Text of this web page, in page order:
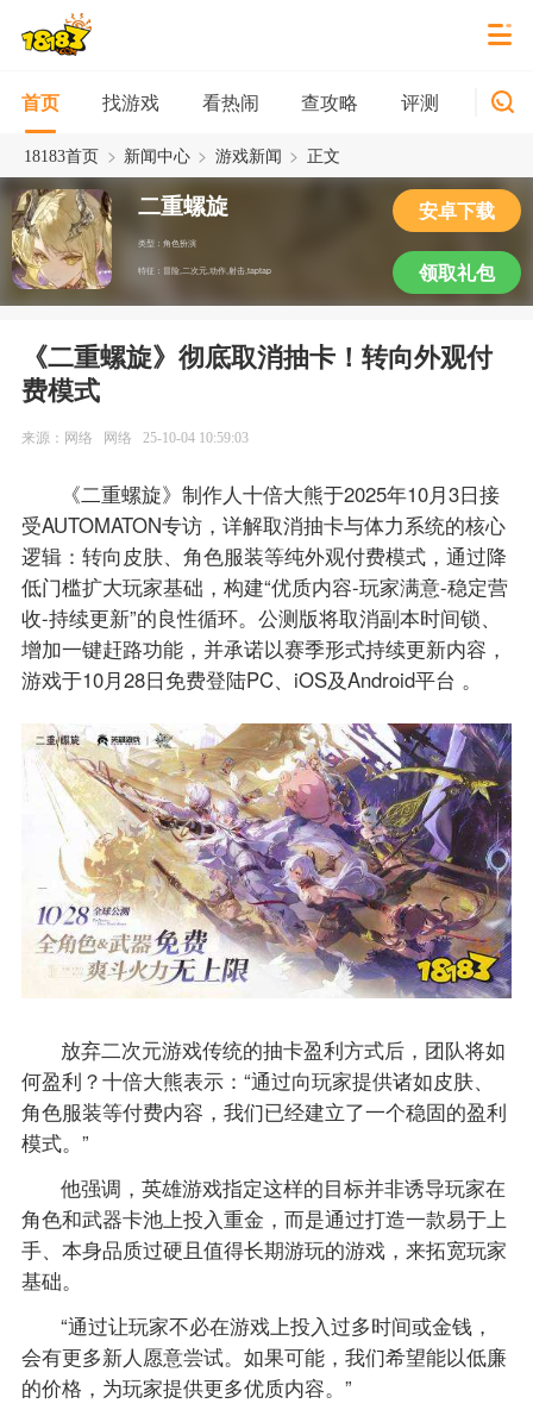
首页 找游戏 看热闹 查攻略 评测 新游
18183首页 > 新闻中心 > 游戏新闻 > 正文
二重螺旋
类型：角色扮演
特征：冒险,二次元,动作,射击,taptap
安卓下载
领取礼包
《二重螺旋》彻底取消抽卡！转向外观付
费模式
来源：网络 网络 25-10-04 10:59:03
《二重螺旋》制作人十倍大熊于2025年10月3日接
受AUTOMATON专访，详解取消抽卡与体力系统的核心
逻辑：​​转向皮肤、角色服装等纯外观付费模式​​，通过降
低门槛扩大玩家基础，构建“优质内容-玩家满意-稳定营
收-持续更新”的良性循环。公测版将取消副本时间锁、
增加一键赶路功能，并承诺以赛季形式持续更新内容，
游戏于10月28日免费登陆PC、iOS及Android平台 。
放弃二次元游戏传统的抽卡盈利方式后，团队将如
何盈利？十倍大熊表示：“通过向玩家提供诸如皮肤、
角色服装等付费内容，我们已经建立了一个稳固的盈利
模式。”
他强调，英雄游戏指定这样的目标并非诱导玩家在
角色和武器卡池上投入重金，而是通过打造一款易于上
手、本身品质过硬且值得长期游玩的游戏，来拓宽玩家
基础。
“通过让玩家不必在游戏上投入过多时间或金钱，
会有更多新人愿意尝试。如果可能，我们希望能以低廉
的价格，为玩家提供更多优质内容。”